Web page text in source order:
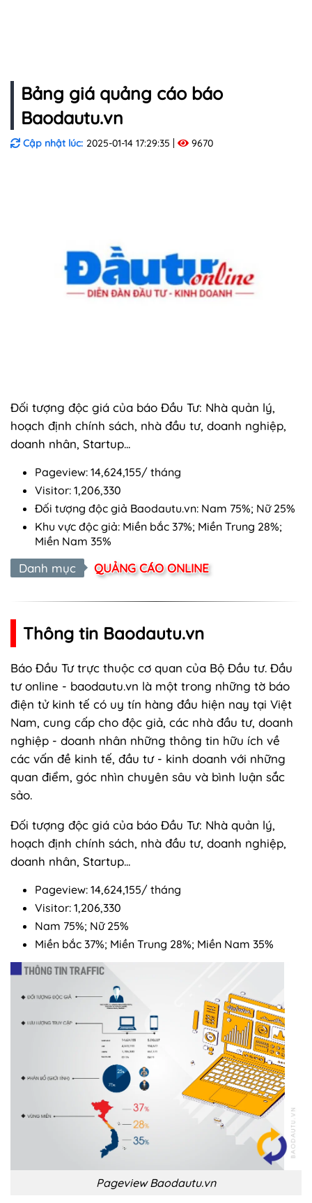
Bảng giá quảng cáo báo
Baodautu.vn
Cập nhật lúc: 2025-01-14 17:29:35 9670
Đối tượng độc giá của báo Đầu Tư: Nhà quản lý,
hoạch định chính sách, nhà đầu tư, doanh nghiệp,
doanh nhân, Startup...
Pageview: 14,624,155/ tháng
Visitor: 1,206,330
Đối tượng độc giả Baodautu.vn: Nam 75%; Nữ 25%
Khu vực độc giả: Miền bắc 37%; Miền Trung 28%;
Miền Nam 35%
Danh mục QUẢNG CÁO ONLINE
Thông tin Baodautu.vn
Báo Đầu Tư trực thuộc cơ quan của Bộ Đầu tư. Đầu
tư online - baodautu.vn là một trong những tờ báo
điện tử kinh tế có uy tín hàng đầu hiện nay tại Việt
Nam, cung cấp cho độc giả, các nhà đầu tư, doanh
nghiệp - doanh nhân những thông tin hữu ích về
các vấn đề kinh tế, đầu tư - kinh doanh với những
quan điểm, góc nhìn chuyên sâu và bình luận sắc
sảo.
Đối tượng độc giá của báo Đầu Tư: Nhà quản lý,
hoạch định chính sách, nhà đầu tư, doanh nghiệp,
doanh nhân, Startup...
Pageview: 14,624,155/ tháng
Visitor: 1,206,330
Nam 75%; Nữ 25%
Miền bắc 37%; Miền Trung 28%; Miền Nam 35%
Pageview Baodautu.vn